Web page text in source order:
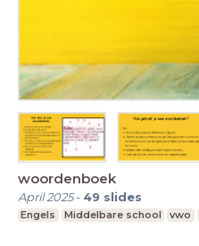
woordenboek
April 2025- 49 slides
Engels Middelbare school vwo